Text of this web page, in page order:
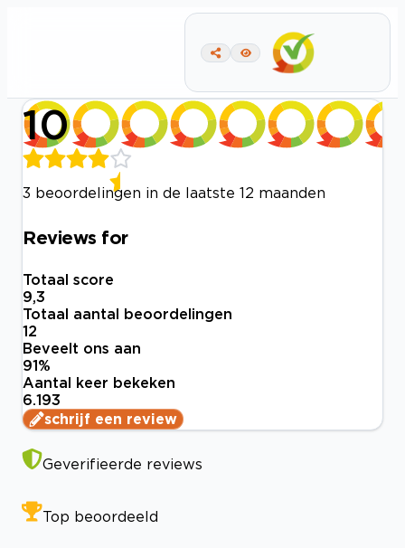
10
3 beoordelingen in de laatste 12 maanden
Reviews for
Totaal score
9,3
Totaal aantal beoordelingen
12
Beveelt ons aan
91%
Aantal keer bekeken
6.193
schrijf een review
Geverifieerde reviews
Top beoordeeld